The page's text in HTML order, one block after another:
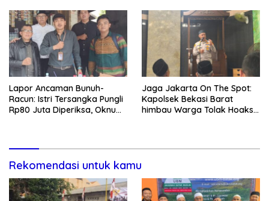
Lapor Ancaman Bunuh-
Racun: Istri Tersangka Pungli
Rp80 Juta Diperiksa, Oknum
Jaga Jakarta On The Spot:
Kapolsek Bekasi Barat
himbau Warga Tolak Hoaks
Rekomendasi untuk kamu